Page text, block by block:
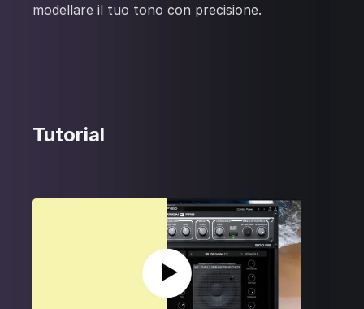
modellare il tuo tono con precisione.
Tutorial